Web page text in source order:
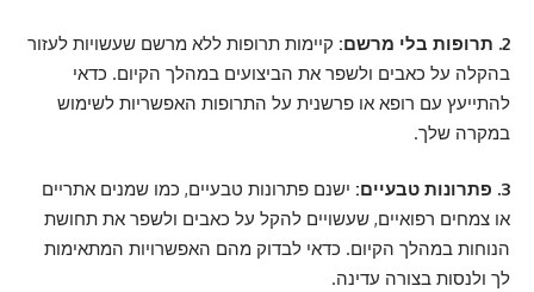
2. תרופות בלי מרשם:
קיימות תרופות ללא מרשם שעשויות לעזור
בהקלה על כאבים ולשפר את הביצועים במהלך הקיום. כדאי
להתייעץ עם רופא או פרשנית על התרופות האפשריות לשימוש
במקרה שלך.
3. פתרונות טבעיים:
ישנם פתרונות טבעיים, כמו שמנים אתריים
או צמחים רפואיים, שעשויים להקל על כאבים ולשפר את תחושת
הנוחות במהלך הקיום. כדאי לבדוק מהם האפשרויות המתאימות
לך ולנסות בצורה עדינה.